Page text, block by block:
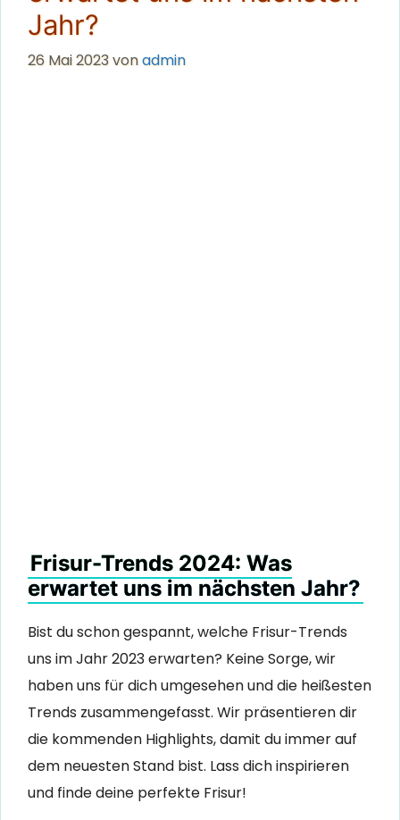
Jahr?
26 Mai 2023vonadmin
Frisur-Trends 2024: Was
erwartet uns im nächsten Jahr?
Bist du schon gespannt, welche Frisur-Trends
uns im Jahr 2023 erwarten? Keine Sorge, wir
haben uns für dich umgesehen und die heißesten
Trends zusammengefasst. Wir präsentieren dir
die kommenden Highlights, damit du immer auf
dem neuesten Stand bist. Lass dich inspirieren
und finde deine perfekte Frisur!